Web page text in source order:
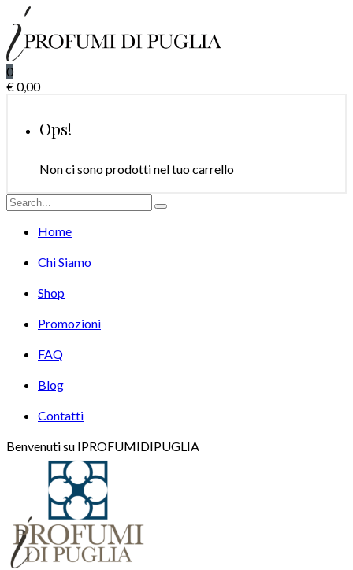
0
€0,00
Ops!
Non ci sono prodotti nel tuo carrello
Home
Chi Siamo
Shop
Promozioni
FAQ
Blog
Contatti
Benvenuti su IPROFUMIDIPUGLIA